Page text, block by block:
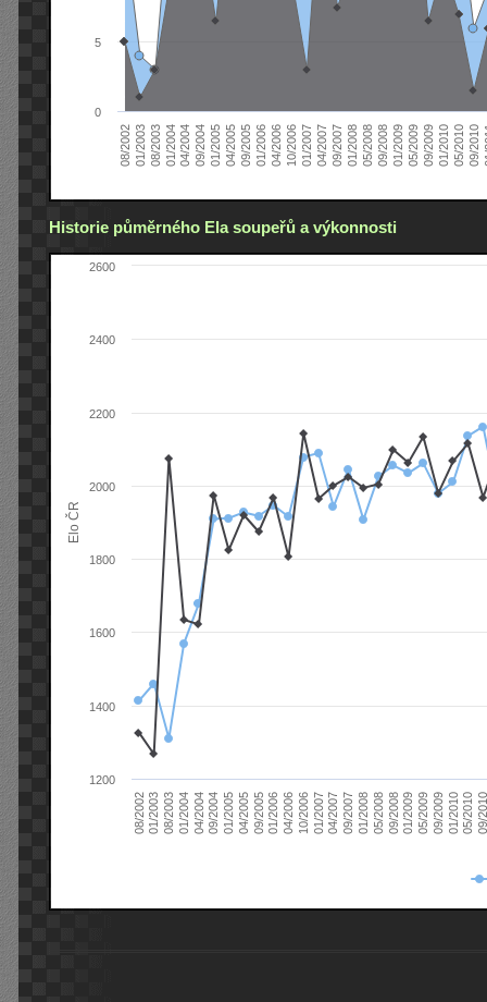
08/200201/200308/200301/200404/200409/200401/200504/200509/200501/200604/200610/200601/200704/200709/200701/200805/200809/200801/200905/200909/200901/201005/201009/2010
0
5
Historie půměrného Ela soupeřů a výkonnosti
Elo ČR
08/200201/200308/200301/200404/200409/200401/200504/200509/200501/200604/200610/200601/200704/200709/200701/200805/200809/200801/200905/200909/200901/201005/201009/
1200
1400
1600
1800
2000
2200
2400
2600